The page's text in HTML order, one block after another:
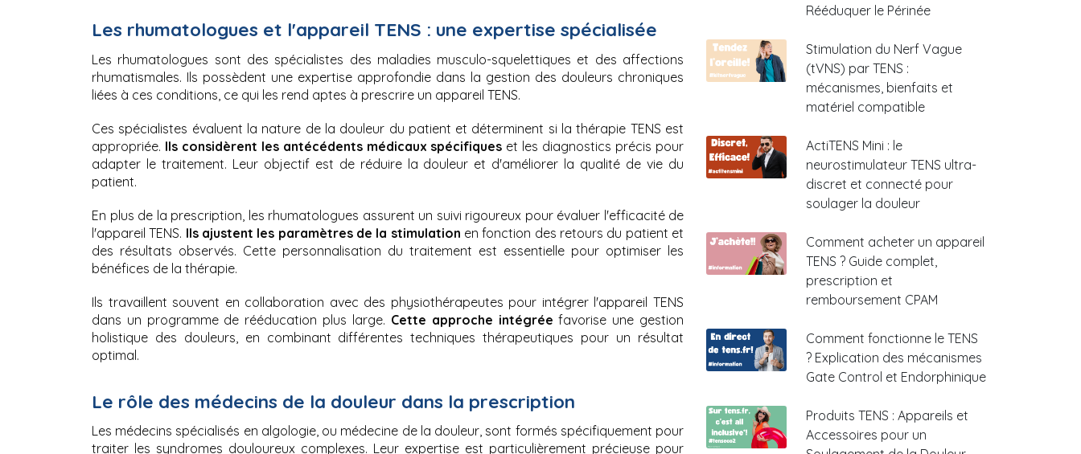
Les rhumatologues et l'appareil TENS : une expertise spécialisée
Les rhumatologues sont des spécialistes des maladies musculo-squelettiques et des affections
rhumatismales. Ils possèdent une expertise approfondie dans la gestion des douleurs chroniques
liées à ces conditions, ce qui les rend aptes à prescrire un appareil TENS.
Ces spécialistes évaluent la nature de la douleur du patient et déterminent si la thérapie TENS est
appropriée. Ils considèrent les antécédents médicaux spécifiques et les diagnostics précis pour
adapter le traitement. Leur objectif est de réduire la douleur et d'améliorer la qualité de vie du
patient.
En plus de la prescription, les rhumatologues assurent un suivi rigoureux pour évaluer l'efficacité de
l'appareil TENS. Ils ajustent les paramètres de la stimulation en fonction des retours du patient et
des résultats observés. Cette personnalisation du traitement est essentielle pour optimiser les
bénéfices de la thérapie.
Ils travaillent souvent en collaboration avec des physiothérapeutes pour intégrer l'appareil TENS
dans un programme de rééducation plus large. Cette approche intégrée favorise une gestion
holistique des douleurs, en combinant différentes techniques thérapeutiques pour un résultat
optimal.
Le rôle des médecins de la douleur dans la prescription
Les médecins spécialisés en algologie, ou médecine de la douleur, sont formés spécifiquement pour
traiter les syndromes douloureux complexes. Leur expertise est particulièrement précieuse pour
Rééduquer le Périnée
Stimulation du Nerf Vague
(tVNS) par TENS :
mécanismes, bienfaits et
matériel compatible
ActiTENS Mini : le
neurostimulateur TENS ultra-
discret et connecté pour
soulager la douleur
Comment acheter un appareil
TENS ? Guide complet,
prescription et
remboursement CPAM
Comment fonctionne le TENS
? Explication des mécanismes
Gate Control et Endorphinique
Produits TENS : Appareils et
Accessoires pour un